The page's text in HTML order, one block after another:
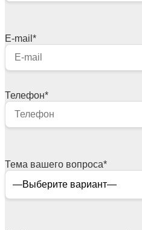
E-mail *
Телефон*
Тема вашего вопроса*